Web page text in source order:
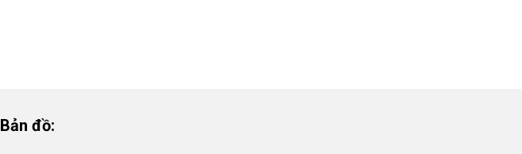
Bản đồ: